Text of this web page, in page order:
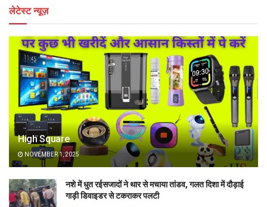
लेटेस्ट न्यूज़
High Square
NOVEMBER 1, 2025
नशे में धुत रईसजादों ने थार से मचाया तांडव, गलत दिशा में दौड़ाई
गाड़ी डिवाइडर से टकराकर पलटी